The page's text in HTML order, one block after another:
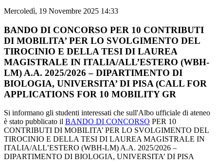
Mercoledì, 19 Novembre 2025 14:33
BANDO DI CONCORSO PER 10 CONTRIBUTI
DI MOBILITA’ PER LO SVOLGIMENTO DEL
TIROCINIO E DELLA TESI DI LAUREA
MAGISTRALE IN ITALIA/ALL’ESTERO (WBH-
LM) A.A. 2025/2026 – DIPARTIMENTO DI
BIOLOGIA, UNIVERSITA’ DI PISA (CALL FOR
APPLICATIONS FOR 10 MOBILITY GR
Si informano gli studenti interessati che sull'Albo ufficiale di ateneo
è stato pubblicato il BANDO DI CONCORSO PER 10
CONTRIBUTI DI MOBILITA’ PER LO SVOLGIMENTO DEL
TIROCINIO E DELLA TESI DI LAUREA MAGISTRALE IN
ITALIA/ALL’ESTERO (WBH-LM) A.A. 2025/2026 –
DIPARTIMENTO DI BIOLOGIA, UNIVERSITA’ DI PISA